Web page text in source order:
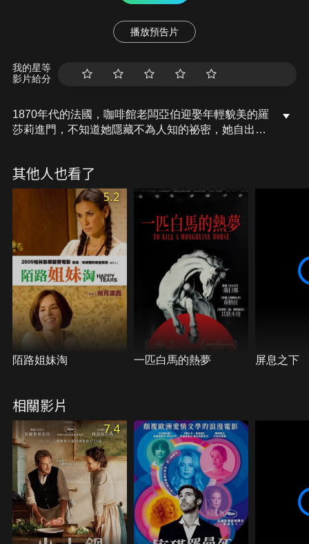
播放預告片
我的星等
影片給分
1870年代的法國，咖啡館老闆亞伯迎娶年輕貌美的羅
莎莉進門，不知道她隱藏不為人知的祕密，她自出生
天生的樣子，不畏外人的眼光嗎？與此同時，亞伯的
咖啡館面臨經營危機，為了挽救生意，羅莎莉做出了
其他人也看了
5.2
陌路姐妹淘 一匹白馬的熱夢 屏息之下
相關影片
7.4